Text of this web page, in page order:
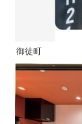
御徒町